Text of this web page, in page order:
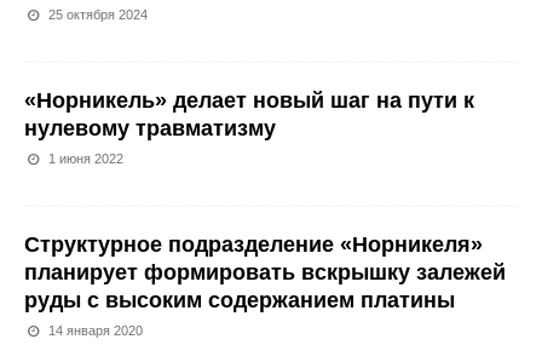
25 октября 2024
«Норникель» делает новый шаг на пути к
нулевому травматизму
1 июня 2022
Структурное подразделение «Норникеля»
планирует формировать вскрышку залежей
руды с высоким содержанием платины
14 января 2020